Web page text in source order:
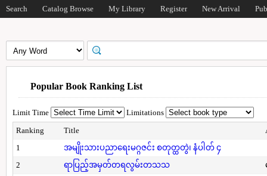
Search Catalog Browse My Library Register New Arrival
Popular Book Ranking List
Limit Time
Limitations
Ranking
Title
1
အမျိုးသားပညာရေးမဂ္ဂဇင်း စတုတ္ထတွဲ၊ နံပါတ် ၄
2
ရာပြည့်အမှတ်တရလွမ်းတသသ